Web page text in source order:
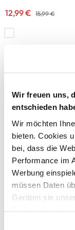
Wir freuen uns,
entschieden
Wir möchten
bieten. Cookies
bei, dass die
Performance im
Werbung
müssen Daten
Geräten sie
12,99 € 15,99 €
9,99 € 12,99 €
-20 %
Tom Tailor
Jungen T-Shirt mit
7,99 € 9,99 €